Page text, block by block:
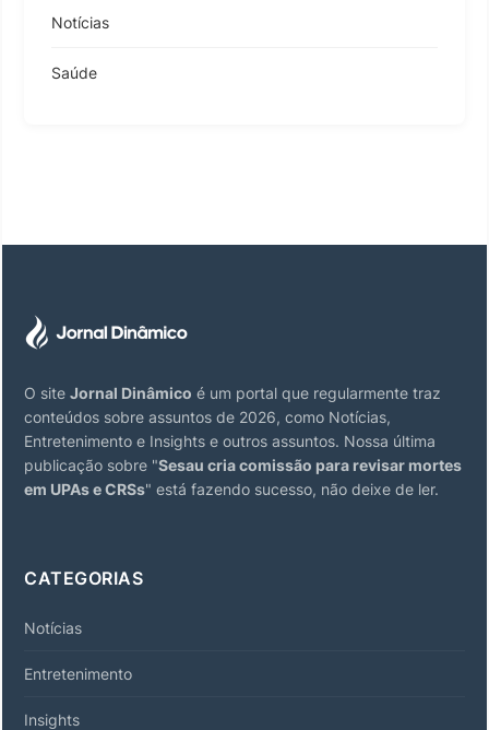
Notícias
Saúde
O site Jornal Dinâmico é um portal que regularmente traz
conteúdos sobre assuntos de 2026, como Notícias,
Entretenimento e Insights e outros assuntos. Nossa última
publicação sobre "Sesau cria comissão para revisar mortes
em UPAs e CRSs" está fazendo sucesso, não deixe de ler.
CATEGORIAS
Notícias
Entretenimento
Insights